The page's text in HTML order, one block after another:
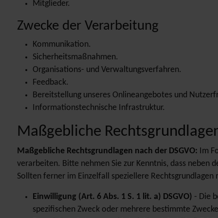
Mitglieder.
Zwecke der Verarbeitung
Kommunikation.
Sicherheitsmaßnahmen.
Organisations- und Verwaltungsverfahren.
Feedback.
Bereitstellung unseres Onlineangebotes und
Informationstechnische Infrastruktur.
Maßgebliche
Maßgebliche Rechtsgrundlagen nach der DSGVO:
Im
verarbeiten. Bitte nehmen Sie zur Kenntnis, dass neben
Sollten ferner im Einzelfall speziellere
Einwilligung (Art. 6 Abs. 1 S. 1 lit. a) DSGVO) - Die
spezifischen Zweck oder mehrere bestimmte